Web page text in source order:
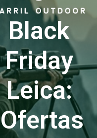
Black
Friday
Leica:
Ofertas